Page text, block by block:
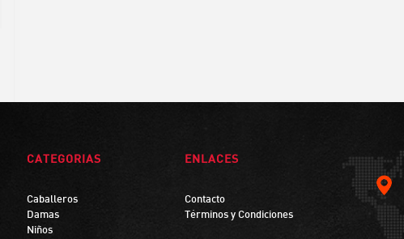
CATEGORIAS
Caballeros
Damas
Niños
ENLACES
Contacto
Términos y Condiciones